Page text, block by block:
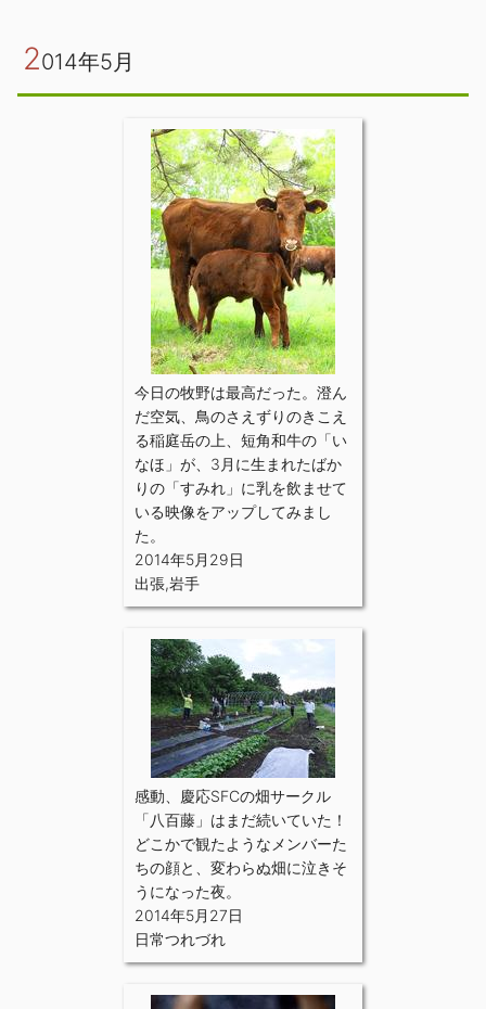
2014年5月
今日の牧野は最高だった。澄ん
だ空気、鳥のさえずりのきこえ
る稲庭岳の上、短角和牛の「い
なほ」が、3月に生まれたばか
りの「すみれ」に乳を飲ませて
いる映像をアップしてみまし
た。
2014年5月29日
出張,岩手
感動、慶応SFCの畑サークル
「八百藤」はまだ続いていた！
どこかで観たようなメンバーた
ちの顔と、変わらぬ畑に泣きそ
うになった夜。
2014年5月27日
日常つれづれ